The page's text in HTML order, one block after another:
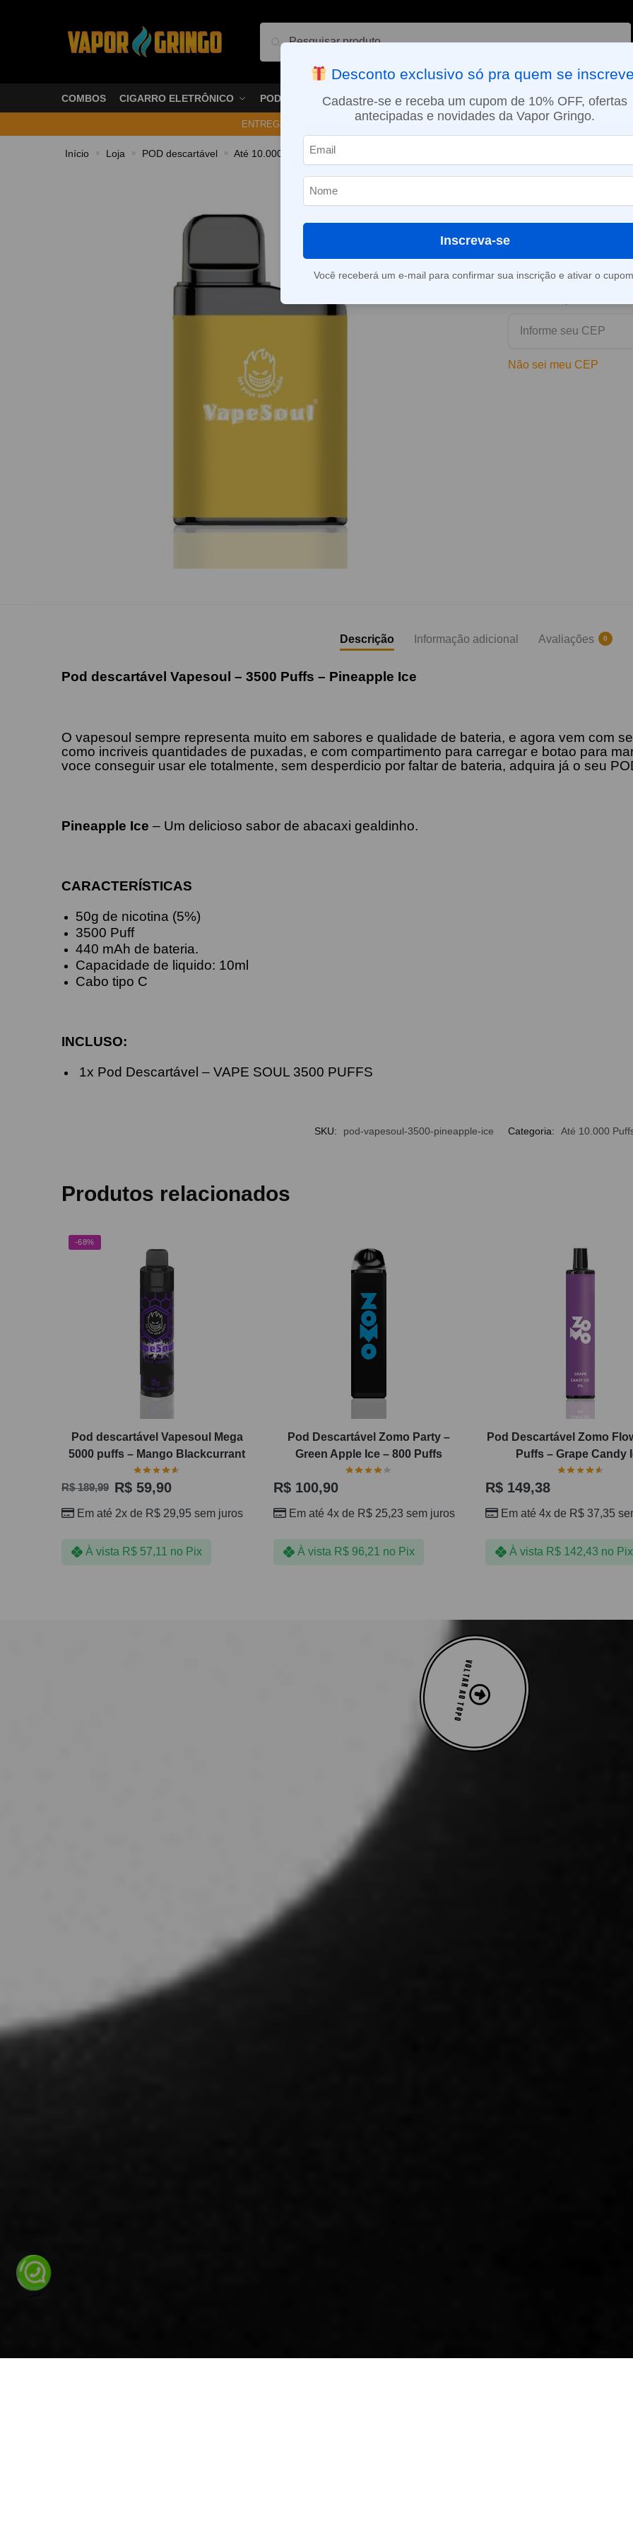
Pesquisar
COMBOS CIGARRO ELETRÔNICO PODS VAPORIZADOR DE ERVAS E-LIQUÍDOS NICOTINA ORAL
ENTREGA NO MESMO DIA EM SÃO PAULO (SEG A SEX): PEDIDOS APROVADOS ATÉ
Início » Loja » POD descartável » Até 10.000 Puffs » Pod descartável Vapesoul – 3500 Puffs – Pineapple Ice
Pod
3500 Puffs –
Este produto está fora
Não sei meu CEP
Descrição Informação adicional Avaliações 0
Pod descartável Vapesoul – 3500 Puffs – Pineapple Ice
O vapesoul sempre representa muito em sabores e qualidade de bateria, e agora vem com
como incriveis quantidades de puxadas, e com compartimento para carregar e botao para
voce conseguir usar ele totalmente, sem desperdicio por faltar de bateria, adquira já o seu
Pineapple Ice – Um delicioso sabor de abacaxi gealdinho.
CARACTERÍSTICAS
50g de nicotina (5%)
3500 Puff
440 mAh de bateria.
Capacidade de liquido: 10ml
Cabo tipo C
INCLUSO:
1x Pod Descartável – VAPE SOUL 3500 PUFFS
SKU: pod-vapesoul-3500-pineapple-ice Categoria: Até 10.000
Produtos relacionados
-68%
Pod descartável Vapesoul Mega
5000 puffs – Mango Blackcurrant
R$189,99 R$ 59,90
Em até 2x de R$ 29,95 sem juros
À vista R$57,11 no Pix
Pod Descartável Zomo Party –
Green Apple Ice – 800 Puffs
R$ 100,90
Em até 4x de R$ 25,23 sem juros
À vista R$96,21 no Pix
Pod Descartável Zomo
Puffs – Grape Candy
R$149,38
Em até 4x de R$37,35
À vista R$142,43 no Pix
VOLTAR AO TOPO
Desconto exclusivo só pra quem se
Cadastre-se e receba um cupom de 10% OFF, ofertas
antecipadas e novidades da Vapor Gringo.
Inscreva-se
Você receberá um e-mail para confirmar sua inscrição e ativar o